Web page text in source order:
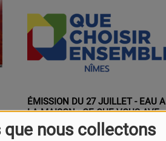
nous collectons
ÉMISSION DU 27 JUILLET - EAU A
LA MAISON : CE QUE VOUS AVEZ
(VRAIMENT) LE DROIT DE FAIRE,
CANICULE : COMMENT
Marcel Pont